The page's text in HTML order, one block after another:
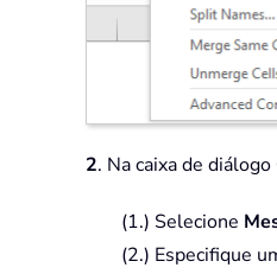
2. Na caixa de diálogo
(1.) Selecione
(2.) Especifique